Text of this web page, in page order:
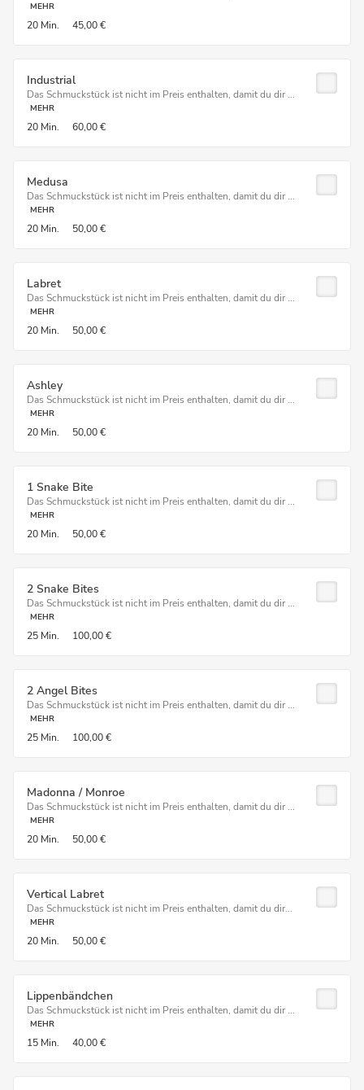
MEHR
20 Min. 45,00 €
Industrial
Das Schmuckstück ist nicht im Preis enthalten, damit du dir ...
MEHR
20 Min. 60,00 €
Medusa
Das Schmuckstück ist nicht im Preis enthalten, damit du dir ...
MEHR
20 Min. 50,00 €
Labret
Das Schmuckstück ist nicht im Preis enthalten, damit du dir ...
MEHR
20 Min. 50,00 €
Ashley
Das Schmuckstück ist nicht im Preis enthalten, damit du dir ...
MEHR
20 Min. 50,00 €
1 Snake Bite
Das Schmuckstück ist nicht im Preis enthalten, damit du dir ...
MEHR
20 Min. 50,00 €
2 Snake Bites
Das Schmuckstück ist nicht im Preis enthalten, damit du dir ...
MEHR
25 Min. 100,00 €
2 Angel Bites
Das Schmuckstück ist nicht im Preis enthalten, damit du dir ...
MEHR
25 Min. 100,00 €
Madonna / Monroe
Das Schmuckstück ist nicht im Preis enthalten, damit du dir ...
MEHR
20 Min. 50,00 €
Vertical Labret
Das Schmuckstück ist nicht im Preis enthalten, damit du dir...
MEHR
20 Min. 50,00 €
Lippenbändchen
Das Schmuckstück ist nicht im Preis enthalten, damit du dir ...
MEHR
15 Min. 40,00 €